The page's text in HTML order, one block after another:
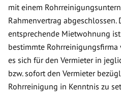
mit einem
Rahmenvertrag abgeschlossen.
entsprechende Mietwohnung
bestimmte
es sich für den Vermieter in
bzw. sofort den Vermieter
Rohrreinigung in Kenntnis zu